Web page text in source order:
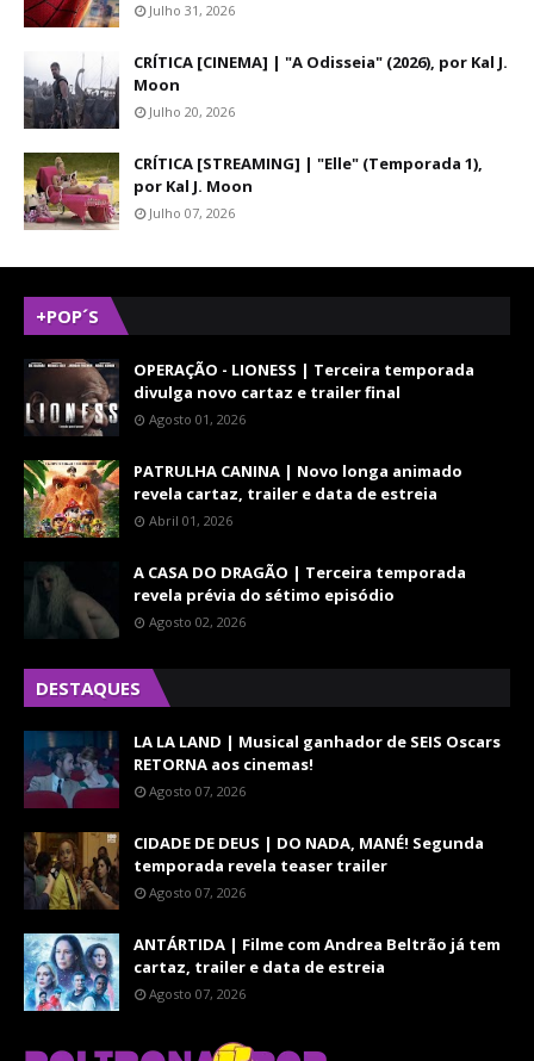
Julho 31, 2026
CRÍTICA [CINEMA] | "A Odisseia" (2026), por Kal J.
Moon
Julho 20, 2026
CRÍTICA [STREAMING] | "Elle" (Temporada 1),
por Kal J. Moon
Julho 07, 2026
+POP´S
OPERAÇÃO - LIONESS | Terceira temporada
divulga novo cartaz e trailer final
Agosto 01, 2026
PATRULHA CANINA | Novo longa animado
revela cartaz, trailer e data de estreia
Abril 01, 2026
A CASA DO DRAGÃO | Terceira temporada
revela prévia do sétimo episódio
Agosto 02, 2026
DESTAQUES
LA LA LAND | Musical ganhador de SEIS Oscars
RETORNA aos cinemas!
Agosto 07, 2026
CIDADE DE DEUS | DO NADA, MANÉ! Segunda
temporada revela teaser trailer
Agosto 07, 2026
ANTÁRTIDA | Filme com Andrea Beltrão já tem
cartaz, trailer e data de estreia
Agosto 07, 2026